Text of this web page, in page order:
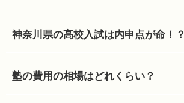
神奈川県の高校入試は内申点が命！？
塾の費用の相場はどれくらい？